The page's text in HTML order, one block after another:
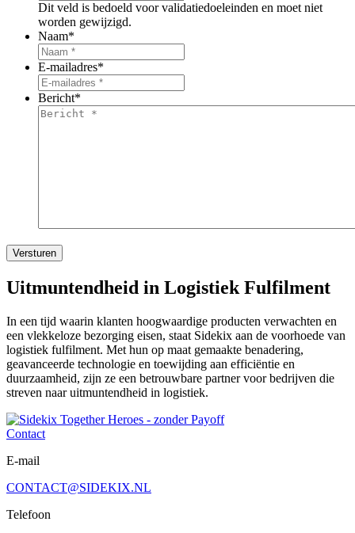
Dit veld is bedoeld voor validatiedoeleinden en moet niet
worden gewijzigd.
Naam*
E-mailadres*
Bericht*
Versturen
Uitmuntendheid in Logistiek Fulfilment
In een tijd waarin klanten hoogwaardige producten verwachten en
een vlekkeloze bezorging eisen, staat Sidekix aan de voorhoede van
logistiek fulfilment. Met hun op maat gemaakte benadering,
geavanceerde technologie en toewijding aan efficiëntie en
duurzaamheid, zijn ze een betrouwbare partner voor bedrijven die
streven naar uitmuntendheid in logistiek.
Contact
E-mail
CONTACT@SIDEKIX.NL
Telefoon